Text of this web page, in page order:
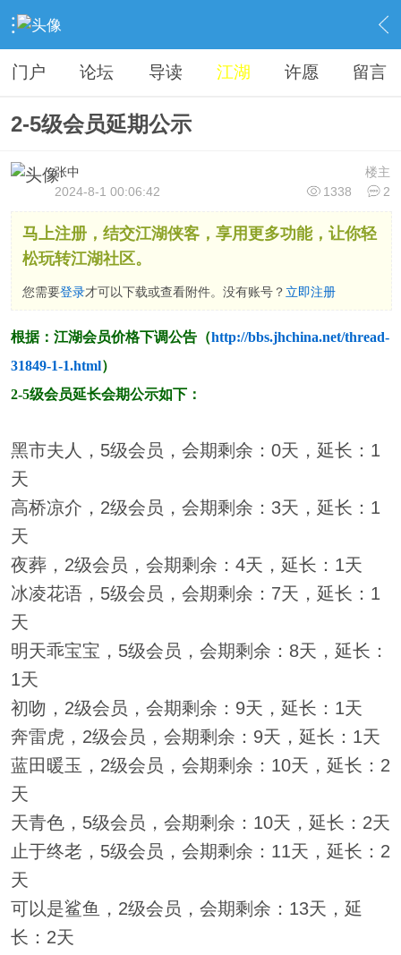
› 站务管理 › 江湖事务 › 内容
门户 论坛 导读 江湖 许愿 留言
2-5级会员延期公示
楼主
张中
1338
2
2024-8-1 00:06:42
马上注册，结交江湖侠客，享用更多功能，让你轻
松玩转江湖社区。
您需要登录才可以下载或查看附件。没有账号？ 立即注册
根据：江湖会员价格下调公告（http://bbs.jhchina.net/thread-
31849-1-1.html）
2-5级会员延长会期公示如下：
黑市夫人，5级会员，会期剩余：0天，延长：1
天
高桥凉介，2级会员，会期剩余：3天，延长：1
天
夜葬，2级会员，会期剩余：4天，延长：1天
冰凌花语，5级会员，会期剩余：7天，延长：1
天
明天乖宝宝，5级会员，会期剩余：8天，延长：
1天
初吻，2级会员，会期剩余：9天，延长：1天
奔雷虎，2级会员，会期剩余：9天，延长：1天
蓝田暖玉，2级会员，会期剩余：10天，延长：2
天
天青色，5级会员，会期剩余：10天，延长：2天
止于终老，5级会员，会期剩余：11天，延长：2
天
可以是鲨鱼，2级会员，会期剩余：13天，延
长：2天